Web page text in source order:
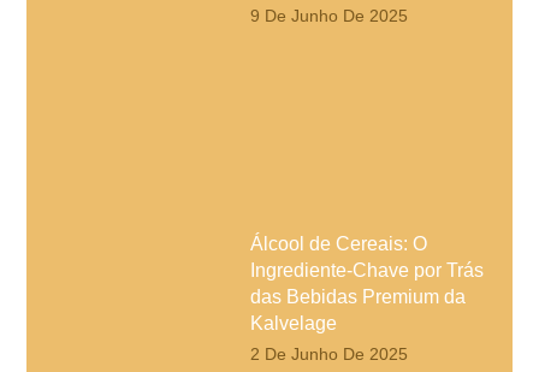
9 De Junho De 2025
Álcool de Cereais: O
Ingrediente-Chave por Trás
das Bebidas Premium da
Kalvelage
2 De Junho De 2025